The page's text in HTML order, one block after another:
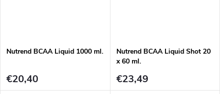
Nutrend BCAA Liquid 1000 ml.
€20,40
Nutrend BCAA Liquid Shot 20
x 60 ml.
€23,49